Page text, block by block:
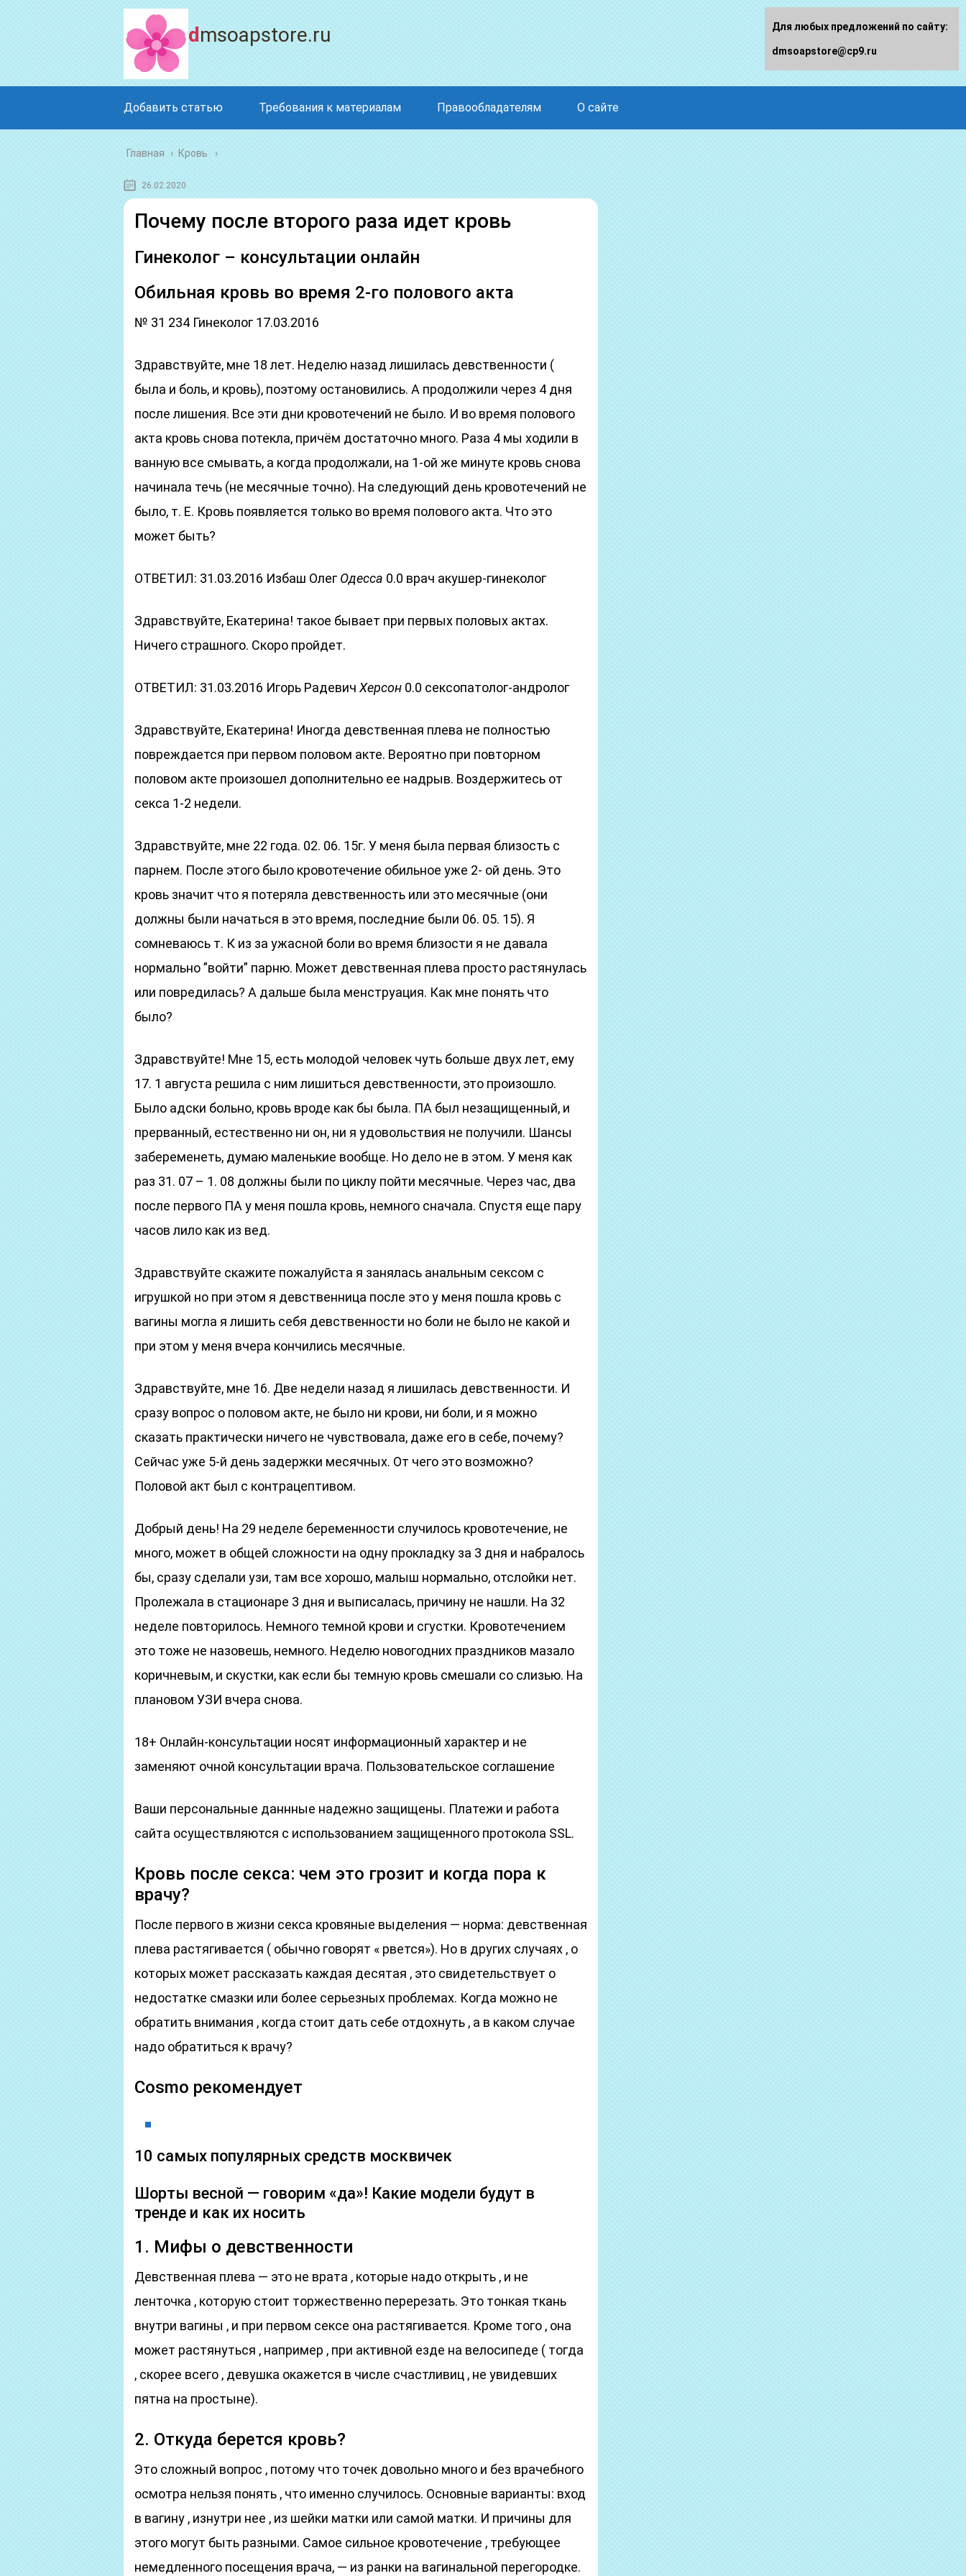
dmsoapstore.ru
Добавить статью Требования к материалам Правообладателям О сайте
Главная › Кровь
26.02.2020
Почему после второго раза идет кровь
Гинеколог – консультации онлайн
Обильная кровь во время 2-го полового акта
№ 31 234 Гинеколог 17.03.2016
Здравствуйте, мне 18 лет. Неделю назад лишилась девственности (
была и боль, и кровь), поэтому остановились. А продолжили через 4 дня
после лишения. Все эти дни кровотечений не было. И во время полового
акта кровь снова потекла, причём достаточно много. Раза 4 мы ходили в
ванную все смывать, а когда продолжали, на 1-ой же минуте кровь снова
начинала течь (не месячные точно). На следующий день кровотечений не
было, т. Е. Кровь появляется только во время полового акта. Что это
может быть?
ОТВЕТИЛ: 31.03.2016 Избаш Олег Одесса 0.0 врач акушер-гинеколог
Здравствуйте, Екатерина! такое бывает при первых половых актах.
Ничего страшного. Скоро пройдет.
ОТВЕТИЛ: 31.03.2016 Игорь Радевич Херсон 0.0 сексопатолог-андролог
Здравствуйте, Екатерина! Иногда девственная плева не полностью
повреждается при первом половом акте. Вероятно при повторном
половом акте произошел дополнительно ее надрыв. Воздержитесь от
секса 1-2 недели.
Здравствуйте, мне 22 года. 02. 06. 15г. У меня была первая близость с
парнем. После этого было кровотечение обильное уже 2- ой день. Это
кровь значит что я потеряла девственность или это месячные (они
должны были начаться в это время, последние были 06. 05. 15). Я
сомневаюсь т. К из за ужасной боли во время близости я не давала
нормально ”войти” парню. Может девственная плева просто растянулась
или повредилась? А дальше была менструация. Как мне понять что
было?
Здравствуйте! Мне 15, есть молодой человек чуть больше двух лет, ему
17. 1 августа решила с ним лишиться девственности, это произошло.
Было адски больно, кровь вроде как бы была. ПА был незащищенный, и
прерванный, естественно ни он, ни я удовольствия не получили. Шансы
забеременеть, думаю маленькие вообще. Но дело не в этом. У меня как
раз 31. 07 – 1. 08 должны были по циклу пойти месячные. Через час, два
после первого ПА у меня пошла кровь, немного сначала. Спустя еще пару
часов лило как из вед.
Здравствуйте скажите пожалуйста я занялась анальным сексом с
игрушкой но при этом я девственница после это у меня пошла кровь с
вагины могла я лишить себя девственности но боли не было не какой и
при этом у меня вчера кончились месячные.
Здравствуйте, мне 16. Две недели назад я лишилась девственности. И
сразу вопрос о половом акте, не было ни крови, ни боли, и я можно
сказать практически ничего не чувствовала, даже его в себе, почему?
Сейчас уже 5-й день задержки месячных. От чего это возможно?
Половой акт был с контрацептивом.
Добрый день! На 29 неделе беременности случилось кровотечение, не
много, может в общей сложности на одну прокладку за 3 дня и набралось
бы, сразу сделали узи, там все хорошо, малыш нормально, отслойки нет.
Пролежала в стационаре 3 дня и выписалась, причину не нашли. На 32
неделе повторилось. Немного темной крови и сгустки. Кровотечением
это тоже не назовешь, немного. Неделю новогодних праздников мазало
коричневым, и скустки, как если бы темную кровь смешали со слизью. На
плановом УЗИ вчера снова.
18+ Онлайн-консультации носят информационный характер и не
заменяют очной консультации врача. Пользовательское соглашение
Ваши персональные даннные надежно защищены. Платежи и работа
сайта осуществляются c использованием защищенного протокола SSL.
Кровь после секса: чем это грозит и когда пора к
врачу?
После первого в жизни секса кровяные выделения — норма: девственная
плева растягивается ( обычно говорят « рвется»). Но в других случаях , о
которых может рассказать каждая десятая , это свидетельствует о
недостатке смазки или более серьезных проблемах. Когда можно не
обратить внимания , когда стоит дать себе отдохнуть , а в каком случае
надо обратиться к врачу?
Cosmo рекомендует
10 самых популярных средств москвичек
Шорты весной — говорим «да»! Какие модели будут в
тренде и как их носить
1. Мифы о девственности
Девственная плева — это не врата , которые надо открыть , и не
ленточка , которую стоит торжественно перерезать. Это тонкая ткань
внутри вагины , и при первом сексе она растягивается. Кроме того , она
может растянуться , например , при активной езде на велосипеде ( тогда
, скорее всего , девушка окажется в числе счастливиц , не увидевших
пятна на простыне).
2. Откуда берется кровь?
Это сложный вопрос , потому что точек довольно много и без врачебного
осмотра нельзя понять , что именно случилось. Основные варианты: вход
в вагину , изнутри нее , из шейки матки или самой матки. И причины для
этого могут быть разными. Самое сильное кровотечение , требующее
немедленного посещения врача, — из ранки на вагинальной перегородке.
Для любых предложений по сайту:
dmsoapstore@cp9.ru